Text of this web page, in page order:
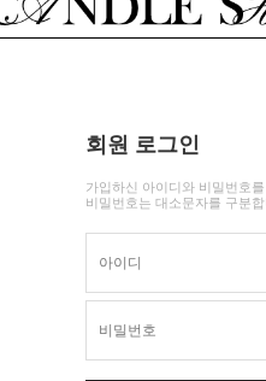
회원 로그인
가입하신 아이디와 비밀번호
비밀번호는 대소문자를 구분